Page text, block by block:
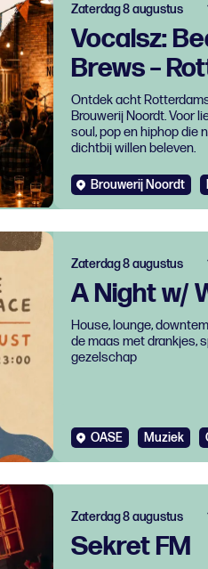
Vocalsz:
Brews –
klinkt live
Zaterdag 8 augustus
Ontdek acht
Brouwerij Noordt. Voor
soul, pop en hiphop die
dichtbij willen beleven.
Brouwerij Noordt
A Night w/
Zaterdag 8 augustus
House, lounge,
de maas met drankjes,
gezelschap
OASE Muziek
Sekret FM
Zaterdag 8 augustus